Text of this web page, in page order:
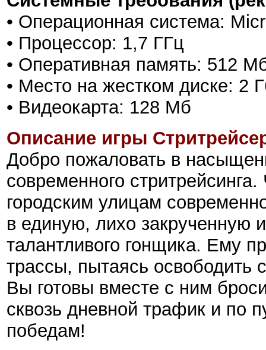
• Операционная система:
• Процессор: 1,7 ГГц
• Оперативная память: 512
• Место на жестком диске: 2
• Видеокарта: 128 Мб
Описание игры
Добро пожаловать в
современного
городским улицам
в единую, лихо закрученную
талантливого гонщика. Ему
трассы, пытаясь освободить
Вы готовы вместе с ним
сквозь дневной трафик и по
победам!